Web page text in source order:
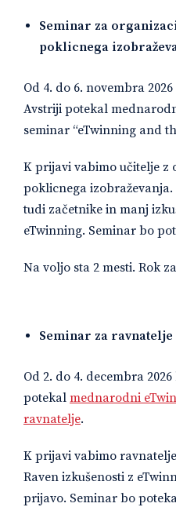
Seminar za
poklicnega
Od 4. do 6. novembra
Avstriji potekal
seminar “eTwinning and
K prijavi vabimo učitelje z
poklicnega izobraževanja.
tudi začetnike in manj
eTwinning. Seminar bo
Na voljo sta 2 mesti. Rok
Seminar za ravnatelje
Od 2. do 4. decembra
potekal mednarodni
ravnatelje.
K prijavi vabimo
Raven izkušenosti z
prijavo. Seminar bo